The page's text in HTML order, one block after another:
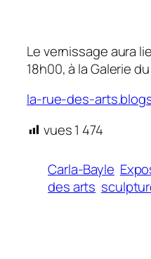
Le vernissage aura
18h00, à la Galerie
la-rue-des-
vues1 474
Carla-Bayle
des arts